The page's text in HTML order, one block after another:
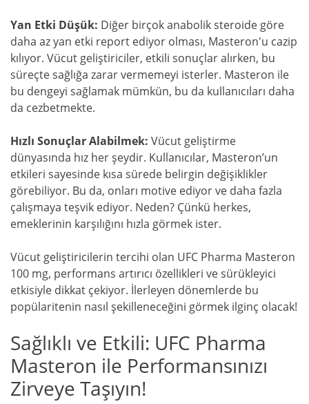
Yan Etki Düşük: Diğer birçok anabolik steroide göre
daha az yan etki report ediyor olması, Masteron'u cazip
kılıyor. Vücut geliştiriciler, etkili sonuçlar alırken, bu
süreçte sağlığa zarar vermemeyi isterler. Masteron ile
bu dengeyi sağlamak mümkün, bu da kullanıcıları daha
da cezbetmekte.
Hızlı Sonuçlar Alabilmek: Vücut geliştirme
dünyasında hız her şeydir. Kullanıcılar, Masteron’un
etkileri sayesinde kısa sürede belirgin değişiklikler
görebiliyor. Bu da, onları motive ediyor ve daha fazla
çalışmaya teşvik ediyor. Neden? Çünkü herkes,
emeklerinin karşılığını hızla görmek ister.
Vücut geliştiricilerin tercihi olan UFC Pharma Masteron
100 mg, performans artırıcı özellikleri ve sürükleyici
etkisiyle dikkat çekiyor. İlerleyen dönemlerde bu
popülaritenin nasıl şekilleneceğini görmek ilginç olacak!
Sağlıklı ve Etkili: UFC Pharma
Masteron ile Performansınızı
Zirveye Taşıyın!